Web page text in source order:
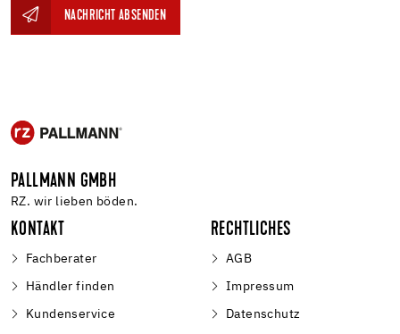
NACHRICHT ABSENDEN
PALLMANN GMBH
RZ. wir lieben böden.
KONTAKT
Fachberater
Händler finden
Kundenservice
RECHTLICHES
AGB
Impressum
Datenschutz